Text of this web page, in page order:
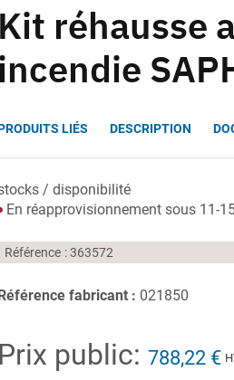
Kit réhausse
incendie
LIÉS DESCRIPTION
/ disponibilité
En réapprovisionnement sous 11-
Référence 363572
fabricant : 021850
Prix public: 788,22 €